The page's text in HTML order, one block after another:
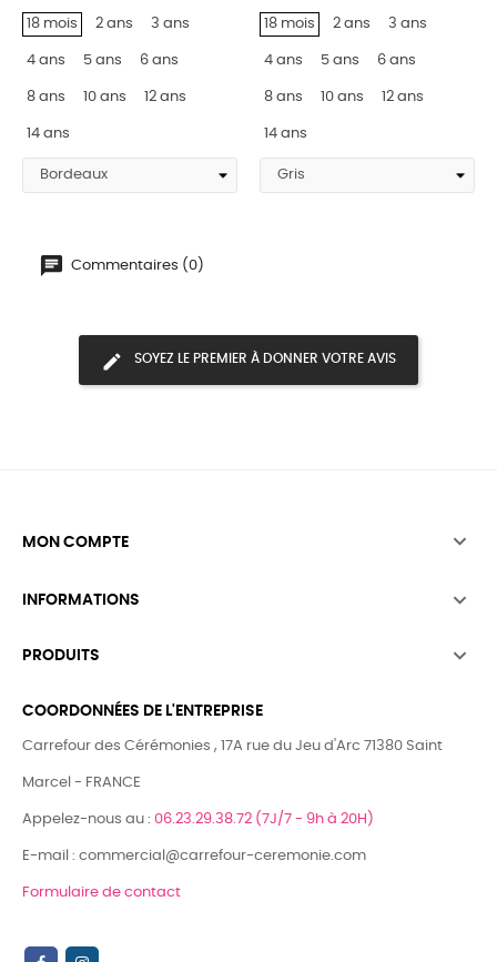
18 mois 2 ans 3 ans
4 ans 5 ans 6 ans
8 ans 10 ans 12 ans
14 ans
18 mois 2 ans 3 ans
4 ans 5 ans 6 ans
8 ans 10 ans 12 ans
14 ans
Commentaires (0)
SOYEZ LE PREMIER À DONNER VOTRE AVIS
MON COMPTE 
INFORMATIONS 
PRODUITS 
COORDONNÉES DE L'ENTREPRISE
Carrefour des Cérémonies , 17A rue du Jeu d'Arc 71380 Saint
Marcel - FRANCE
Appelez-nous au : 06.23.29.38.72 (7J/7 - 9h à 20H)
E-mail : commercial@carrefour-ceremonie.com
Formulaire de contact